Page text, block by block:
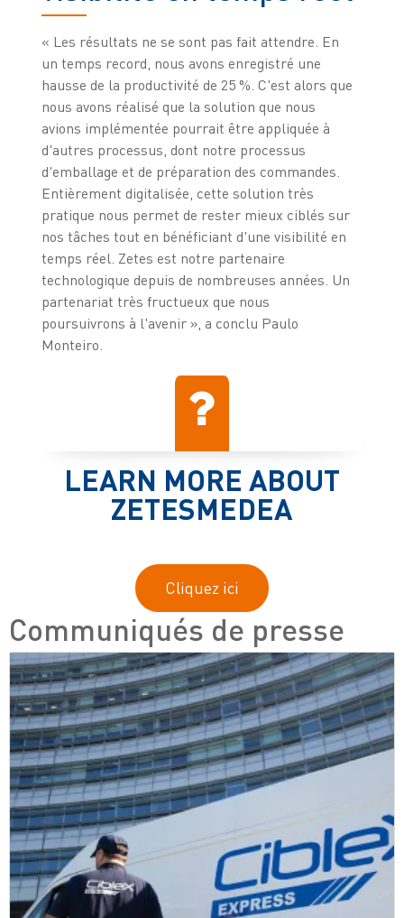
« Les résultats ne se sont pas fait attendre. En
un temps record, nous avons enregistré une
hausse de la productivité de 25 %. C'est alors que
nous avons réalisé que la solution que nous
avions implémentée pourrait être appliquée à
d'autres processus, dont notre processus
d'emballage et de préparation des commandes.
Entièrement digitalisée, cette solution très
pratique nous permet de rester mieux ciblés sur
nos tâches tout en bénéficiant d'une visibilité en
temps réel. Zetes est notre partenaire
technologique depuis de nombreuses années. Un
partenariat très fructueux que nous
poursuivrons à l'avenir », a conclu Paulo
Monteiro.
LEARN MORE ABOUT
ZETESMEDEA
Cliquez ici
Communiqués de presse